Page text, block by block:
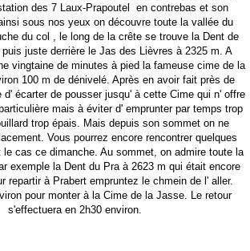
des 7 Laux-Prapoutel en contrebas et son
sous nos yeux on découvre toute la vallée du
du col , le long de la crête se trouve la Dent de
juste derrière le Jas des Lièvres à 2325 m. A
vingtaine de minutes à pied la fameuse cime de la
100 m de dénivelé. Après en avoir fait près de
d' écarter de pousser jusqu' à cette Cime qui n' offre
mais à éviter d' emprunter par temps trop
trop épais. Mais depuis son sommet on ne
Vous pourrez encore rencontrer quelques
cas ce dimanche. Au sommet, on admire toute la
exemple la Dent du Pra à 2623 m qui était encore
repartir à Prabert empruntez le chmein de l' aller.
pour monter à la Cime de la Jasse. Le retour
s'effectuera en 2h30 environ.